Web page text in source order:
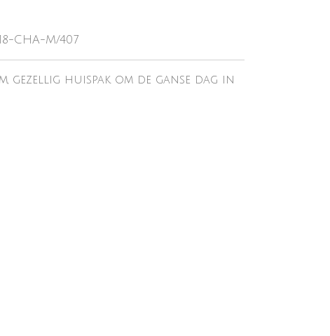
CHA-M/407
gezellig huispak om de ganse dag in